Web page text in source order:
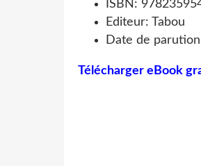
ISBN:
Editeur: Tabou
Date de
Télécharger eBook